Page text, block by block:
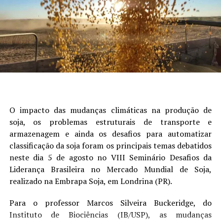
Manchas foliares, como a mancha-parda, também
podem avançar quando encontram temperatura e
umidade favoráveis. Os primeiros sintomas visíveis,
entretanto, nem sempre representam o início da
infecção. Quando as lesões aparecem, o fungo pode já
“O planejamento preventivo deve incluir
monitoramento frequente, utilização de sementes
sadias, escolha de cultivares adequadas, rotação de
culturas e eliminação de plantas voluntárias e
hospedeiras, além do correto posicionamento dos
fungicidas. A alternância de diferentes mecanismos de
ação também é importante para preservar a eficiência
das tecnologias disponíveis”, informa Ricci.
O impacto das mudanças climáticas na produção de
soja, os problemas estruturais de transporte e
armazenagem e ainda os desafios para automatizar
classificação da soja foram os principais temas debatidos
neste dia 5 de agosto no VIII Seminário Desafios da
Liderança Brasileira no Mercado Mundial de Soja,
realizado na Embrapa Soja, em Londrina (PR).
Para o professor Marcos Silveira Buckeridge, do
Instituto de Biociências (IB/USP), as mudanças